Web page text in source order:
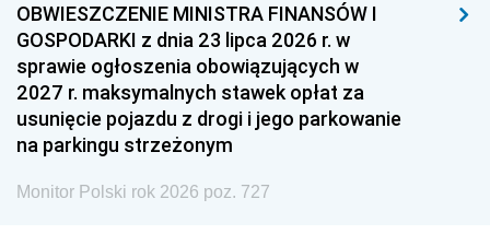
OBWIESZCZENIE MINISTRA FINANSÓW I
GOSPODARKI z dnia 23 lipca 2026 r. w
sprawie ogłoszenia obowiązujących w
2027 r. maksymalnych stawek opłat za
usunięcie pojazdu z drogi i jego parkowanie
na parkingu strzeżonym
Monitor Polski rok 2026 poz. 727